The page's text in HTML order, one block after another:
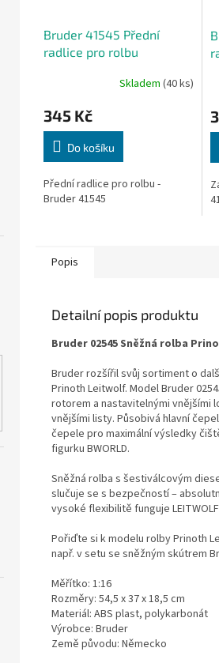
Bruder 41545 Přední
radlice pro rolbu
Skladem (40 ks)
345 Kč
Do košíku
Přední radlice pro rolbu -
Bruder 41545
Popis
Detailní popis produktu
Bruder 02545 Sněžná rolba
Bruder rozšířil svůj sortiment o
Prinoth Leitwolf. Model Bruder
rotorem a nastavitelnými vnějšími
vnějšími listy. Působivá hlavní
čepele pro maximální výsledky
figurku BWORLD.
Sněžná rolba s šestiválcovým
slučuje se s bezpečností –
vysoké flexibilitě funguje
Pořiďte si k modelu rolby Prinoth
např. v setu se sněžným skútrem
Měřítko: 1:16
Rozměry: 54,5 x 37 x 18,5 cm
Materiál: ABS plast, polykarbonát
Výrobce: Bruder
Země původu: Německo